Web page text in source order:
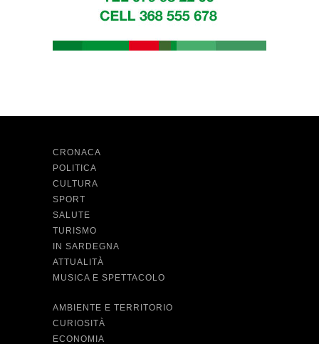
CRONACA
POLITICA
CULTURA
SPORT
SALUTE
TURISMO
IN SARDEGNA
ATTUALITÀ
MUSICA E SPETTACOLO
AMBIENTE E TERRITORIO
CURIOSITÀ
ECONOMIA